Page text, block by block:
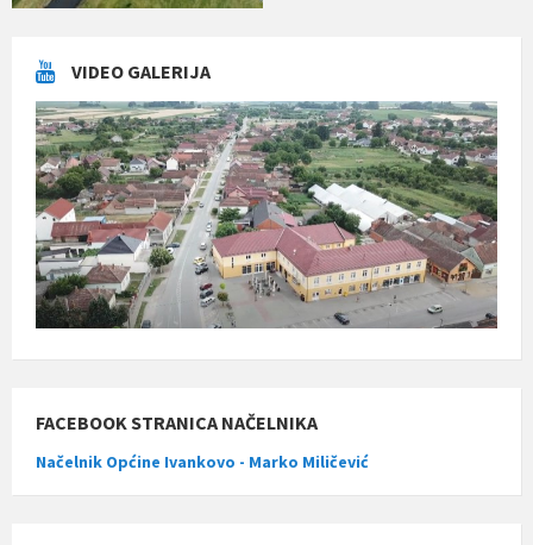
VIDEO GALERIJA
FACEBOOK STRANICA NAČELNIKA
Načelnik Općine Ivankovo - Marko Miličević